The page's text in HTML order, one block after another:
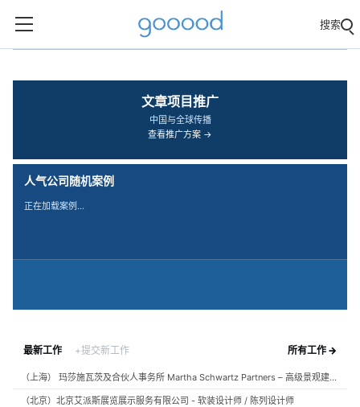
搜索
文章项目推广
中国与全球传播
查看推广方案 →
人气公司随机案例
正在加载案例…
最新工作 +提交新工作 所有工作 →
（上海） 玛莎施瓦茨及合伙人事务所 Martha Schwartz Partners – 高级景观建筑师 Senior Landscape Designer / 景观建筑师 Landscape Designer
（北京）北京艾派斯展览展示服务有限公司 - 软装设计师 / 陈列设计师